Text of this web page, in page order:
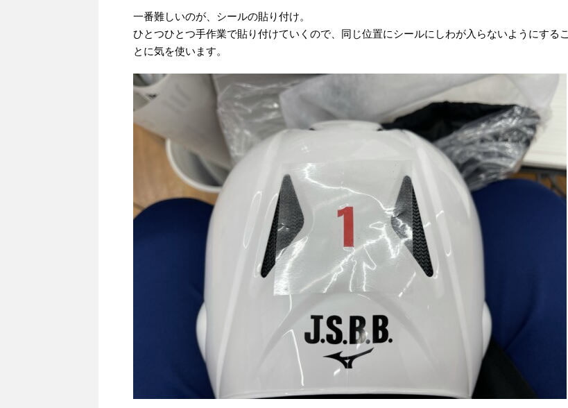
一番難しいのが、シールの貼り付け。
ひとつひとつ手作業で貼り付けていくので、同じ位置にシールにしわが入らないようにするこ
とに気を使います。